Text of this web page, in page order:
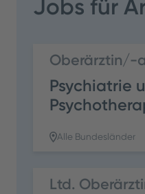
Jobs für
Oberärztin/-
Psychiatrie
Alle Bundesländer
Ltd.